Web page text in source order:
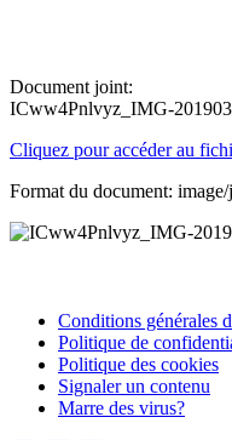
Document joint:
ICww4Pnlvyz_IMG-
Cliquez pour accéder au
Format du document:
Conditions générales
Politique de
Politique des cookies
Signaler un contenu
Marre des virus?